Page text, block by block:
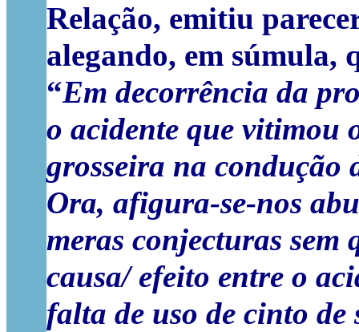
Relação, emitiu
alegando, em súmula,
“Em decorrência da
o acidente que vitimou
grosseira na
Ora, afigura-se-nos
meras conjecturas sem
causa/ efeito entre o
falta de uso de cinto